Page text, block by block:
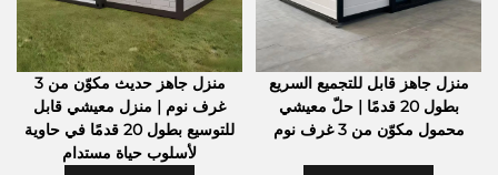
منزل جاهز قابل للتجميع السريع
بطول 20 قدمًا | حلّ معيشي
محمول مكوّن من 3 غرف نوم
منزل جاهز حديث مكوّن من 3
غرف نوم | منزل معيشي قابل
للتوسيع بطول 20 قدمًا في حاوية
لأسلوب حياة مستدام